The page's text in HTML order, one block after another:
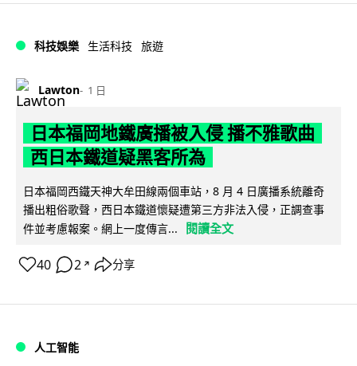
科技娛樂 生活科技 旅遊
Lawton 1 日
日本福岡地鐵廣播被入侵 播不雅歌曲
西日本鐵道疑黑客所為
日本福岡西鐵天神大牟田線兩個車站，8 月 4 日廣播系統離奇
播出粗俗歌聲，西日本鐵道懷疑遭第三方非法入侵，正調查事
件並考慮報案。網上一度傳言...
閱讀全文
40 2 ↗ 分享
人工智能